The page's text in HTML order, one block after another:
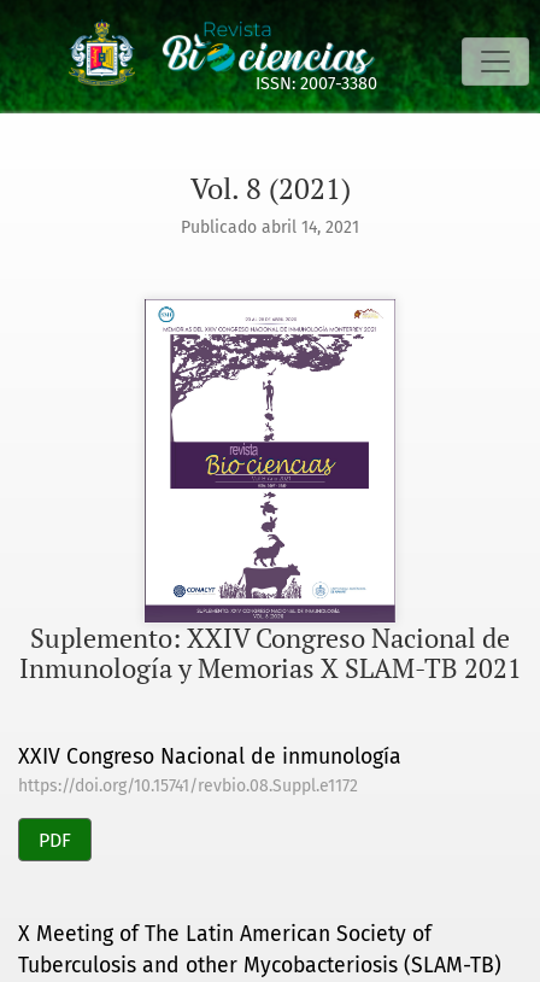
Vol. 8 (2021): Suplemento: XXIV Congreso Nacional de
ISSN: 2007-3380
Vol. 8 (2021)
Publicado abril 14, 2021
Suplemento: XXIV Congreso Nacional de
Inmunología y Memorias X SLAM-TB 2021
XXIV Congreso Nacional de inmunología
https://doi.org/10.15741/revbio.08.Suppl.e1172
PDF
X Meeting of The Latin American Society of
Tuberculosis and other Mycobacteriosis (SLAM-TB)